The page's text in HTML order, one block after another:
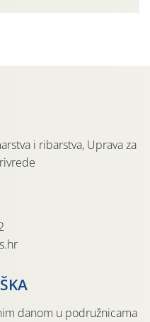
i ribarstva, Uprava za
danom u podružnicama